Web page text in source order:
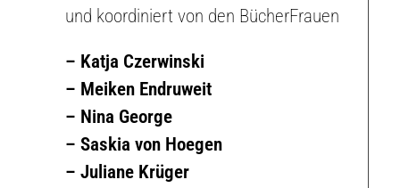
und koordiniert von den BücherFrauen
– Katja Czerwinski
– Meiken Endruweit
– Nina George
– Saskia von Hoegen
– Juliane Krüger